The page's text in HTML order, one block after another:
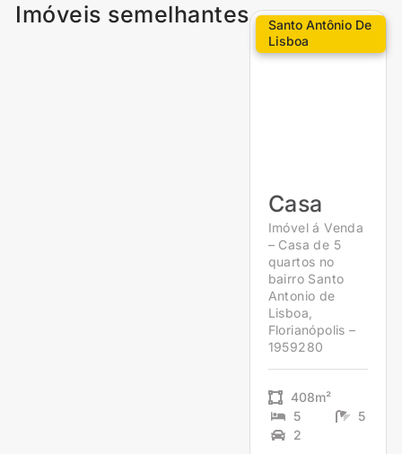
Imóveis semelhantes
Santo Antônio De
Lisboa
Casa
Imóvel á Venda
– Casa de 5
quartos no
bairro Santo
Antonio de
Lisboa,
Florianópolis –
1959280
408m²
5
5
2